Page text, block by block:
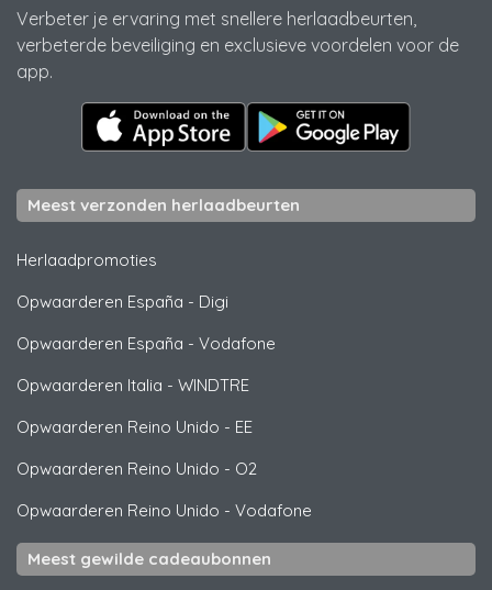
Verbeter je ervaring met snellere herlaadbeurten,
verbeterde beveiliging en exclusieve voordelen voor de
app.
Meest verzonden herlaadbeurten
Herlaadpromoties
Opwaarderen España - Digi
Opwaarderen España - Vodafone
Opwaarderen Italia - WINDTRE
Opwaarderen Reino Unido - EE
Opwaarderen Reino Unido - O2
Opwaarderen Reino Unido - Vodafone
Meest gewilde cadeaubonnen